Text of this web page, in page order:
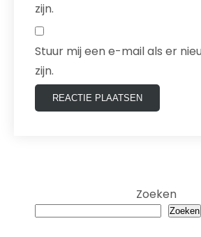
zijn.
Stuur mij een e-mail als er
zijn.
Zoeken
Zoeken